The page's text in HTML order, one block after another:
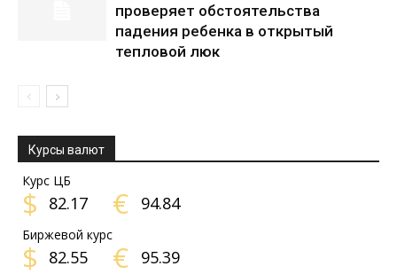
проверяет обстоятельства
падения ребенка в открытый
тепловой люк
Курсы валют
Курс ЦБ
$ 82.17 € 94.84
Биржевой курс
$ 82.55 € 95.39